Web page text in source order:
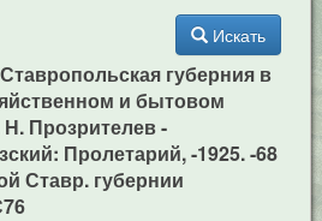
Искать
губерния в
и бытовом
Прозрителев -
Пролетарий, -1925. -68
Ставр. губернии